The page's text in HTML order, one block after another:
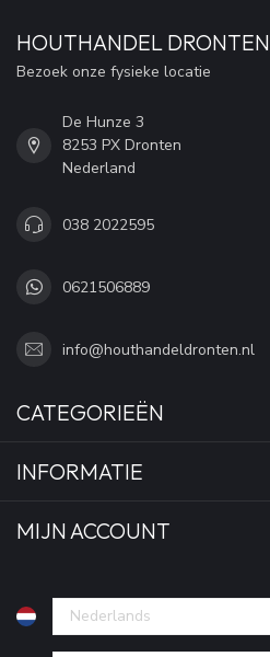
HOUTHANDEL DRONTEN
Bezoek onze fysieke locatie
De Hunze 3
8253 PX Dronten
Nederland
038 2022595
0621506889
info@houthandeldronten.nl
CATEGORIEËN
INFORMATIE
MIJN ACCOUNT